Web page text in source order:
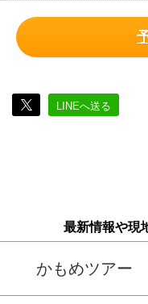
LINEへ送る
最新情報や現
かもめツアー